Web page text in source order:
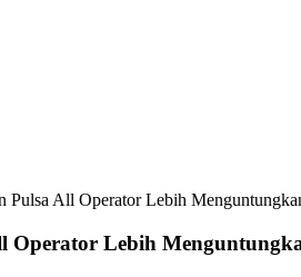
Pulsa All Operator Lebih
Operator Lebih